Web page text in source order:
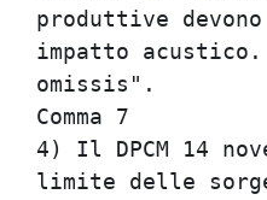
produttive
4) Il DPCM
limite